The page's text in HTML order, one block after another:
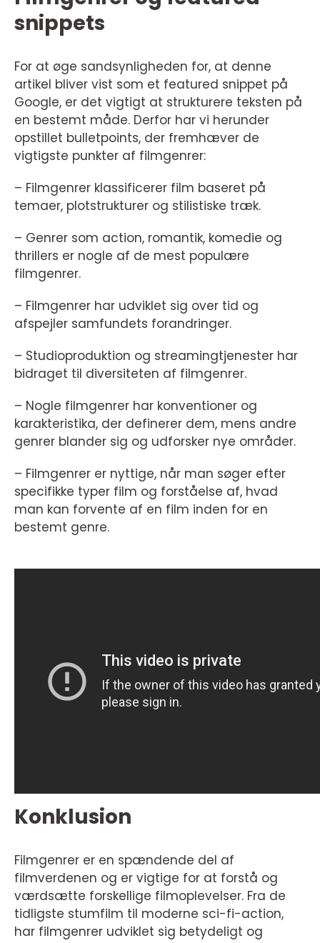
snippets
For at øge sandsynligheden for, at denne
artikel bliver vist som et featured snippet på
Google, er det vigtigt at strukturere teksten på
en bestemt måde. Derfor har vi herunder
opstillet bulletpoints, der fremhæver de
vigtigste punkter af filmgenrer:
– Filmgenrer klassificerer film baseret på
temaer, plotstrukturer og stilistiske træk.
– Genrer som action, romantik, komedie og
thrillers er nogle af de mest populære
filmgenrer.
– Filmgenrer har udviklet sig over tid og
afspejler samfundets forandringer.
– Studioproduktion og streamingtjenester har
bidraget til diversiteten af filmgenrer.
– Nogle filmgenrer har konventioner og
karakteristika, der definerer dem, mens andre
genrer blander sig og udforsker nye områder.
– Filmgenrer er nyttige, når man søger efter
specifikke typer film og forståelse af, hvad
man kan forvente af en film inden for en
bestemt genre.
Konklusion
Filmgenrer er en spændende del af
filmverdenen og er vigtige for at forstå og
værdsætte forskellige filmoplevelser. Fra de
tidligste stumfilm til moderne sci-fi-action,
har filmgenrer udviklet sig betydeligt og